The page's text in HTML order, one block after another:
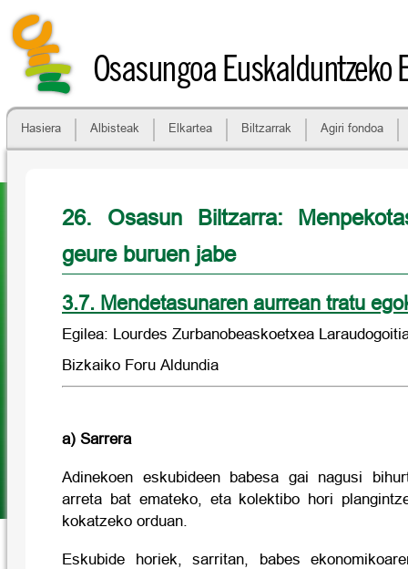
Osasungoa Euskalduntzeko
Hasiera Albisteak Elkartea Biltzarrak Agiri fondoa
26. Osasun Biltzarra:
geure buruen jabe
3.7. Mendetasunaren aurrean tratu
Egilea: Lourdes Zurbanobeaskoetxea
Bizkaiko Foru Aldundia
a) Sarrera
Adinekoen eskubideen babesa gai nagusi
arreta bat emateko, eta kolektibo hori
kokatzeko orduan.
Eskubide horiek, sarritan, babes